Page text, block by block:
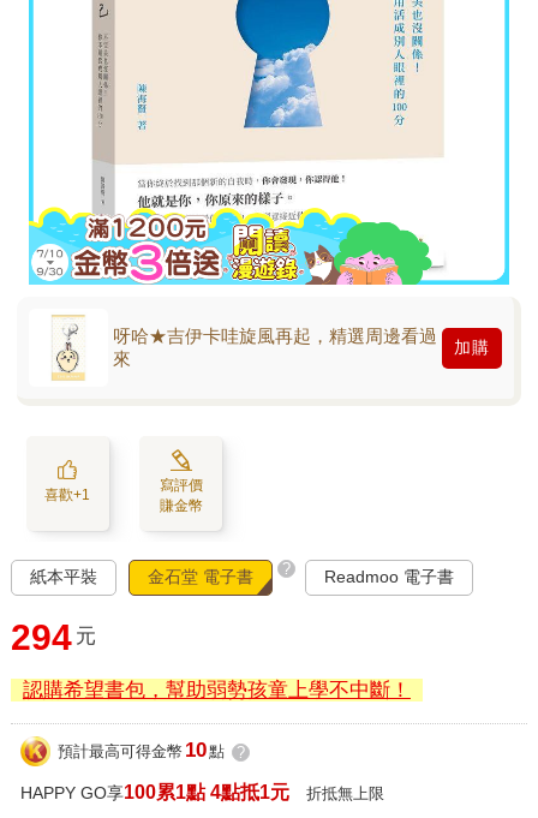
呀哈★吉伊卡哇旋風再起，精選周邊看過
來
加購
喜歡+1
寫評價
賺金幣
紙本平裝 金石堂 電子書 ? Readmoo 電子書
294 元
認購希望書包，幫助弱勢孩童上學不中斷！
預計最高可得金幣 10點 ?
HAPPY GO享100累1點 4點抵1元 折抵無上限